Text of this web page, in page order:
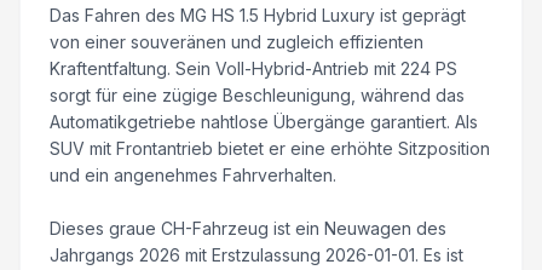
Das Fahren des MG HS 1.5 Hybrid Luxury ist geprägt
von einer souveränen und zugleich effizienten
Kraftentfaltung. Sein Voll-Hybrid-Antrieb mit 224 PS
sorgt für eine zügige Beschleunigung, während das
Automatikgetriebe nahtlose Übergänge garantiert. Als
SUV mit Frontantrieb bietet er eine erhöhte Sitzposition
und ein angenehmes Fahrverhalten.
Dieses graue CH-Fahrzeug ist ein Neuwagen des
Jahrgangs 2026 mit Erstzulassung 2026-01-01. Es ist